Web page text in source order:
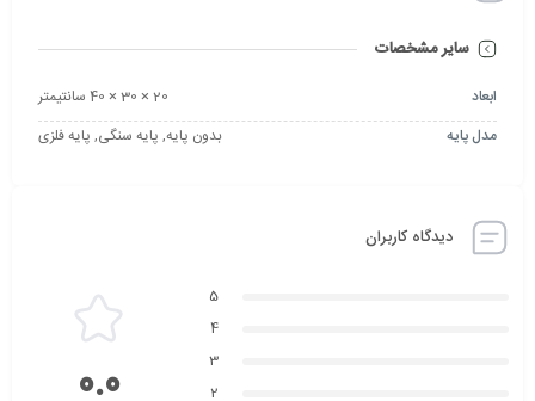
سایر مشخصات
ابعاد
20 × 30 × 40 سانتیمتر
مدل پایه
بدون پایه, پایه سنگی, پایه فلزی
دیدگاه کاربران
5
4
3
2
0.0